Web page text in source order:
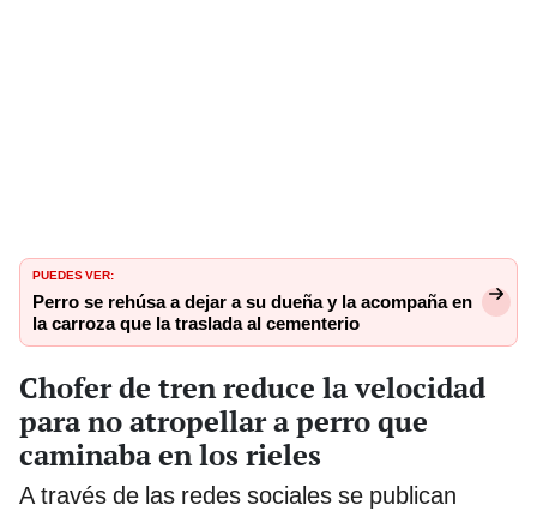
PUEDES VER:
Perro se rehúsa a dejar a su dueña y la acompaña en
la carroza que la traslada al cementerio
Chofer de tren reduce la velocidad
para no atropellar a perro que
caminaba en los rieles
A través de las redes sociales se publican